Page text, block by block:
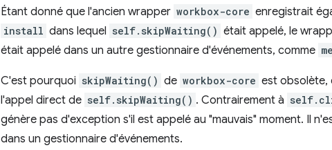
Étant donné que l'ancien wrapper workbox-core enregistrait
install dans lequel self.skipWaiting() était appelé, le
était appelé dans un autre gestionnaire d'événements, comme
C'est pourquoi skipWaiting() de workbox-core est obsolète,
l'appel direct de self.skipWaiting() . Contrairement à
génère pas d'exception s'il est appelé au "mauvais" moment. Il
dans un gestionnaire d'événements.